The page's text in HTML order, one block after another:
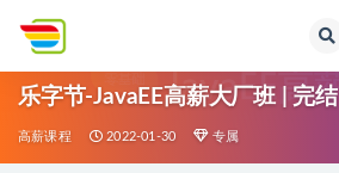
乐字节-JavaEE高薪大厂班 | 完结
高薪课程 2022-01-30 专属